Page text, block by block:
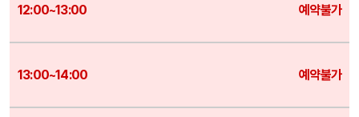
예약불가
예약불가